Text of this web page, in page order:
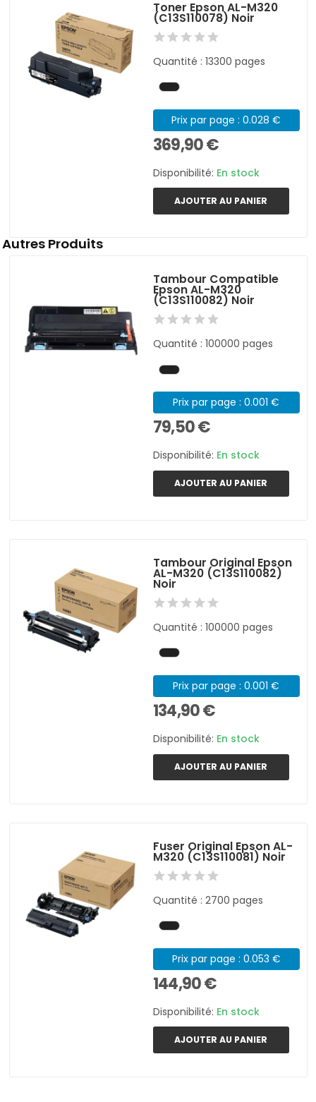
Toner Epson AL-M320
(C13S110078) Noir
Quantité : 13300 pages
Prix par page : 0.028 €
369,90 €
Disponibilité: En stock
AJOUTER AU PANIER
Autres Produits
Tambour Compatible
Epson AL-M320
(C13S110082) Noir
Quantité : 100000 pages
Prix par page : 0.001 €
79,50 €
Disponibilité: En stock
AJOUTER AU PANIER
Tambour Original Epson
AL-M320 (C13S110082)
Noir
Quantité : 100000 pages
Prix par page : 0.001 €
134,90 €
Disponibilité: En stock
AJOUTER AU PANIER
Fuser Original Epson AL-
M320 (C13S110081) Noir
Quantité : 2700 pages
Prix par page : 0.053 €
144,90 €
Disponibilité: En stock
AJOUTER AU PANIER